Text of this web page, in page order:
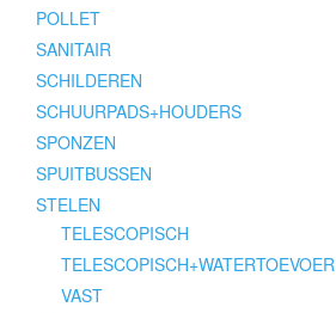
POLLET
SANITAIR
SCHILDEREN
SCHUURPADS+HOUDERS
SPONZEN
SPUITBUSSEN
STELEN
TELESCOPISCH
TELESCOPISCH+WATERTOEVOER
VAST